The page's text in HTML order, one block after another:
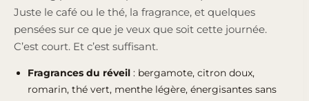
Juste le café ou le thé, la fragrance, et quelques
pensées sur ce que je veux que soit cette journée.
C’est court. Et c’est suffisant.
Fragrances du réveil : bergamote, citron doux,
romarin, thé vert, menthe légère, énergisantes sans